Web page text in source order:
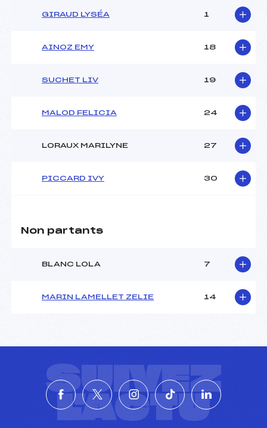
GIRAUD LYSÉA 1
AINOZ EMY 18
SUCHET LIV 19
MALOD FELICIA 24
LORAUX MARILYNE 27
PICCARD IVY 30
Non partants
BLANC LOLA 7
MARIN LAMELLET ZELIE 14
SUIVEZ
L'ACTU